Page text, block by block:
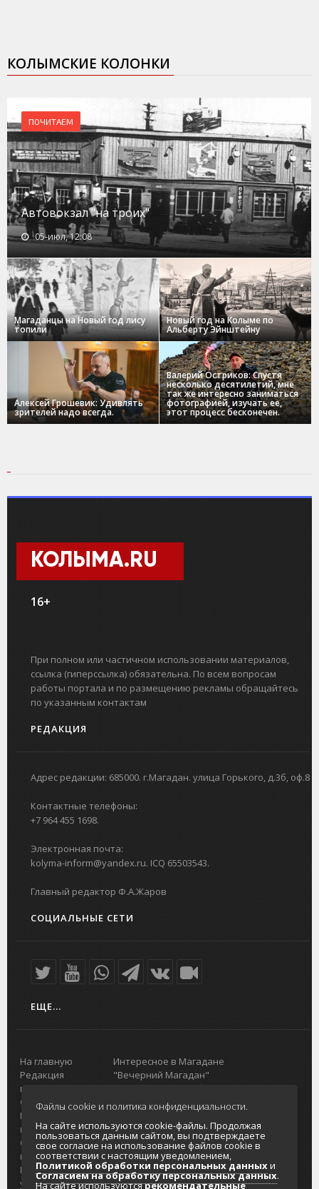
КОЛЫМСКИЕ КОЛОНКИ
ПОЧИТАЕМ
Автовокзал "на троих"
05-июл, 12:08
Магаданцы на Новый год лису
топили
Новый год на Колыме по
Альберту Эйнштейну
Алексей Грошевик: Удивлять
зрителей надо всегда.
Валерий Остриков: Спустя
несколько десятилетий, мне
так же интересно заниматься
фотографией, изучать ее,
этот процесс бесконечен.
КОЛЫМА.RU
16+
При полном или частичном использовании материалов,
ссылка (гиперссылка) обязательна. По всем вопросам
работы портала и по размещению рекламы обращайтесь
по указанным контактам
РЕДАКЦИЯ
Адрес редакции: 685000. г.Магадан. улица Горького, д.3б, оф.8
Контактные телефоны:
+7 964 455 1698.
Электронная почта:
kolyma-inform@yandex.ru. ICQ 65503543.
Главный редактор Ф.А.Жаров
СОЦИАЛЬНЫЕ СЕТИ
ЕЩЕ...
На главную
Редакция
портала
О проекте
Реклама на
портале
Отзывы и
предложения
Интернет-
услуги
Интересное в Магадане
"Вечерний Магадан"
Городская доска объявлений
Реклама
Главный туристический портал
Колымы
Политика в отношении обработки
персональных данных
Согласие на обработку персональных
данных
Файлы cookie и политика конфиденциальности.
На сайте используются cookie-файлы. Продолжая
пользоваться данным сайтом, вы подтверждаете
свое согласие на использование файлов cookie в
соответствии с настоящим уведомлением,
Политикой обработки персональных данныхи
Согласием на обработку персональных данных.
На сайте используютсярекомендательные